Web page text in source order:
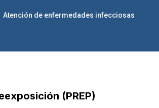
Atención de enfermedades infecciosas
(PREP)